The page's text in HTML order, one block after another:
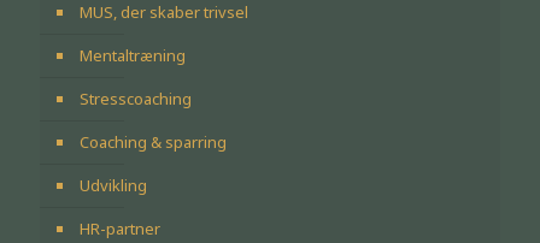
MUS, der skaber trivsel
Mentaltræning
Stresscoaching
Coaching & sparring
Udvikling
HR-partner